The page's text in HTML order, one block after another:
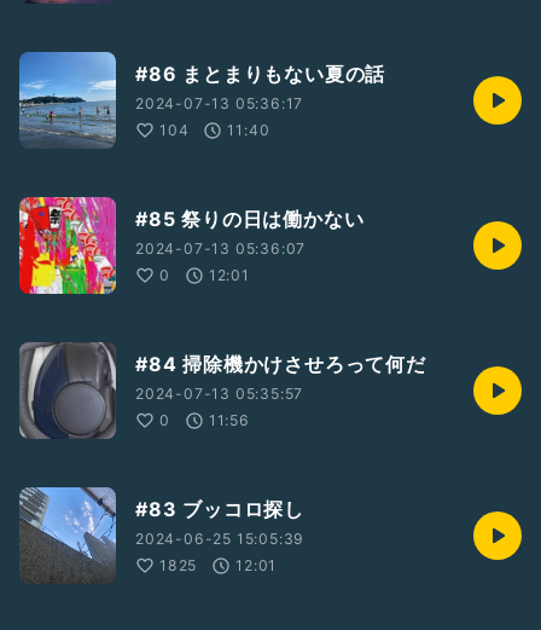
#86 まとまりもない夏の話
2024-07-13 05:36:17
104
11:40
#85 祭りの日は働かない
2024-07-13 05:36:07
0
12:01
#84 掃除機かけさせろって何だ
2024-07-13 05:35:57
0
11:56
#83 ブッコロ探し
2024-06-25 15:05:39
1825
12:01